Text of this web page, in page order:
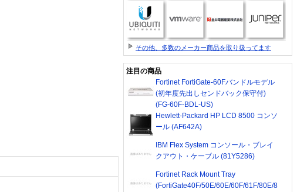
その他、多数のメーカー商品を取り扱ってます
注目の商品
Fortinet FortiGate-60Fバンドルモデル
(初年度先出しセンドバック保守付)
(FG-60F-BDL-US)
Hewlett-Packard HP LCD 8500 コンソ
ール (AF642A)
IBM Flex System コンソール・ブレイ
クアウト・ケーブル (81Y5286)
Fortinet Rack Mount Tray
(FortiGate40F/50E/60E/60F/61F/80E/8